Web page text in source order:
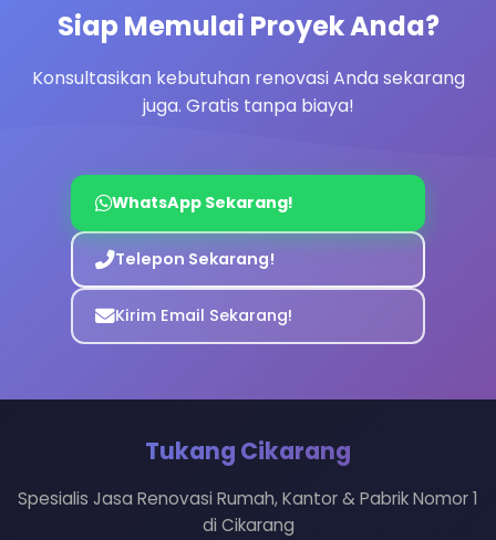
Siap Memulai Proyek Anda?
Konsultasikan kebutuhan renovasi Anda sekarang
juga. Gratis tanpa biaya!
WhatsApp Sekarang!
Telepon Sekarang!
Kirim Email Sekarang!
Tukang Cikarang
Spesialis Jasa Renovasi Rumah, Kantor & Pabrik Nomor 1
di Cikarang